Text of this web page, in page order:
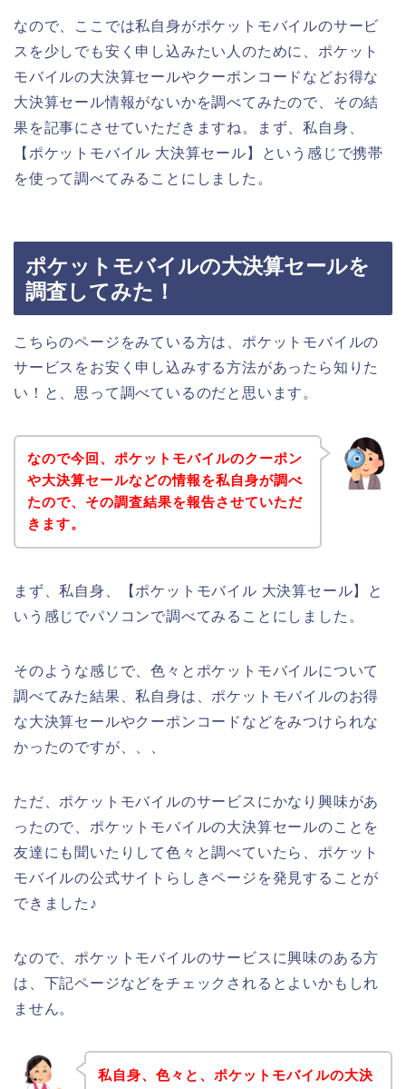
なので、ここでは私自身がポケットモバイルのサービ
スを少しでも安く申し込みたい人のために、ポケット
モバイルの大決算セールやクーポンコードなどお得な
大決算セール情報がないかを調べてみたので、その結
果を記事にさせていただきますね。まず、私自身、
【ポケットモバイル 大決算セール】という感じで携帯
を使って調べてみることにしました。
ポケットモバイルの大決算セールを
調査してみた！
こちらのページをみている方は、ポケットモバイルの
サービスをお安く申し込みする方法があったら知りた
い！と、思って調べているのだと思います。
なので今回、ポケットモバイルのクーポン
や大決算セールなどの情報を私自身が調べ
たので、その調査結果を報告させていただ
きます。
まず、私自身、【ポケットモバイル 大決算セール】と
いう感じでパソコンで調べてみることにしました。
そのような感じで、色々とポケットモバイルについて
調べてみた結果、私自身は、ポケットモバイルのお得
な大決算セールやクーポンコードなどをみつけられな
かったのですが、、、
ただ、ポケットモバイルのサービスにかなり興味があ
ったので、ポケットモバイルの大決算セールのことを
友達にも聞いたりして色々と調べていたら、ポケット
モバイルの公式サイトらしきページを発見することが
できました♪
なので、ポケットモバイルのサービスに興味のある方
は、下記ページなどをチェックされるとよいかもしれ
ません。
私自身、色々と、ポケットモバイルの大決